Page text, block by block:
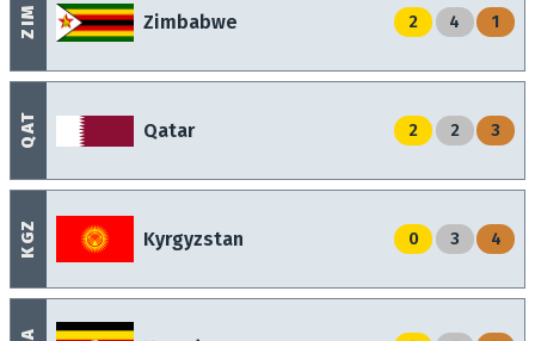
KGZ Kyrgyzstan 0 3 4
QAT Qatar 2 2 3
ZIM Zimbabwe 2 4 1